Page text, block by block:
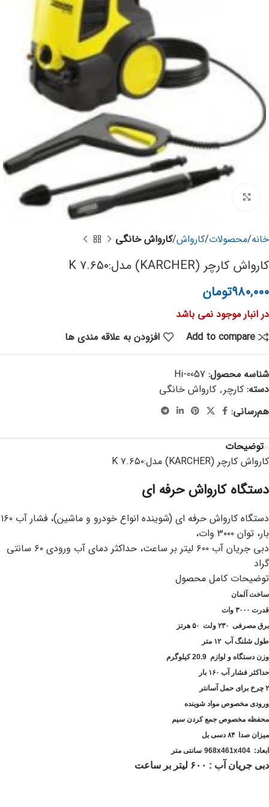
برای بزرگنمایی کلیک کنید
خانه محصولات کارواش کارواش خانگی
کارواش کارچر (KARCHER) مدل:K ۷.۶۵۰
۹۸۰,۰۰۰تومان
در انبار موجود نمی باشد
Add to compare
افزودن به علاقه مندی ها
شناسه محصول: Hi-0057
دسته: کارچر, کارواش خانگی
هم‌رسانی:
توضیحات
کارواش کارچر (KARCHER) مدل:K ۷.۶۵۰
دستگاه کارواش حرفه ای
دستگاه کارواش حرفه ای (شوینده انواع خودرو و ماشین)، فشار آب ۱۶۰
بار، توان ۳۰۰۰ وات،
دبی جریان آب ۶۰۰ لیتر بر ساعت، حداکثر دمای آب ورودی ۶۰ سانتی
گراد
توضیحات کامل محصول
ساخت آلمان
قدرت ۳۰۰۰ وات
برق مصرفی ۲۳۰ ولت ۵۰ هرتز
طول شلنگ آب ۱۲ متر
وزن دستگاه و لوازم 20.9کیلوگرم
حداکثر فشار آب ۱۶۰ بار
۲ چرخ برای حمل آسانتر
ورودی مخصوص مواد شوینده
محفظه مخصوص جمع کردن سیم
میزان صدا ۸۴ دسی بل
ابعاد: 968x461x404 سانتی متر
دبی جریان آب : ۶۰۰ لیتر بر ساعت